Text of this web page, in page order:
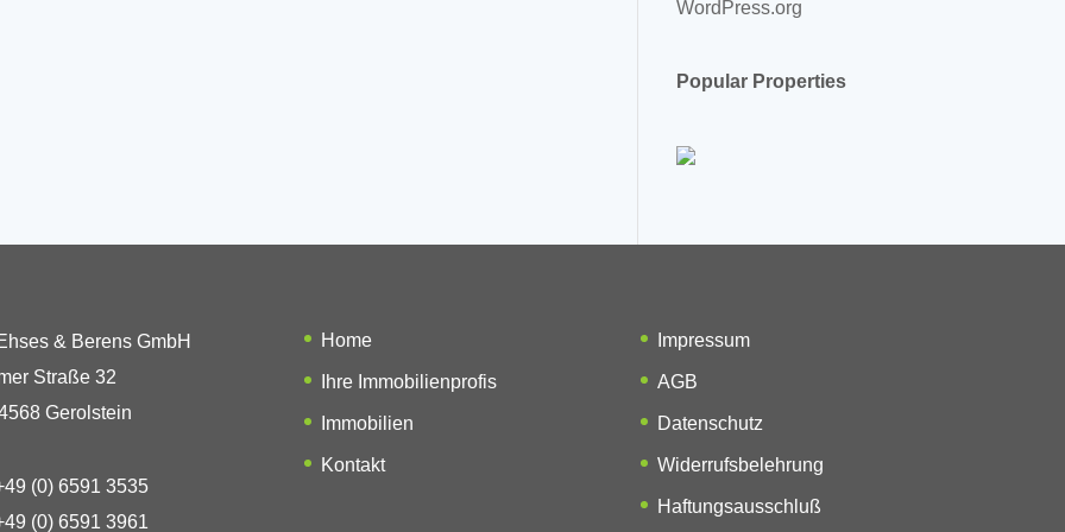
WordPress.org
Popular Properties
& Berens GmbH
Straße 32
Gerolstein
(0) 6591 3535
(0) 6591 3961
Home
Ihre Immobilienprofis
Immobilien
Kontakt
Impressum
AGB
Datenschutz
Widerrufsbelehrung
Haftungsausschluß